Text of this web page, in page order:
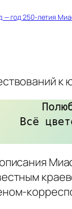
— год 250-летия
к
Всё